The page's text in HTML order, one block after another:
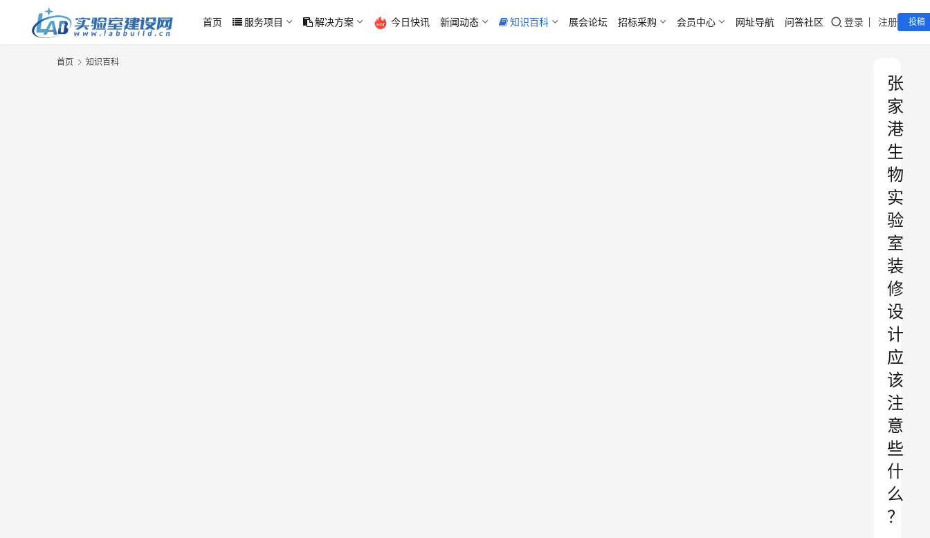
首页 服务项目 解决方案 今日快讯 新闻动态 知识百科 展会论坛 招标采购 会员中心 网址导航 问答社区 登录 注册 投稿
首页 知识百科
张
家
港
生
物
实
验
室
装
修
设
计
应
该
注
意
些
什
么
？